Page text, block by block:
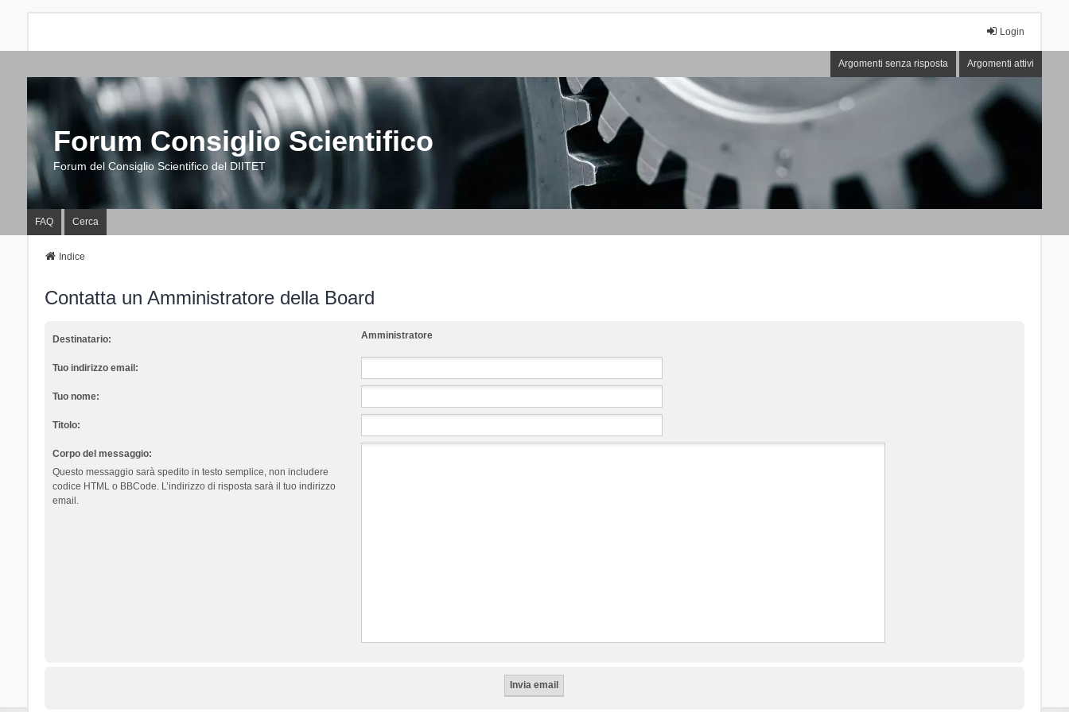
Login
Argomenti senza risposta Argomenti attivi
Forum Consiglio Scientifico
Forum del Consiglio Scientifico del DIITET
FAQ Cerca
Indice
Contatta un Amministratore della Board
Destinatario: Amministratore
Tuo indirizzo email:
Tuo nome:
Titolo:
Corpo del messaggio:
Questo messaggio sarà spedito in testo semplice, non includere
codice HTML o BBCode. L’indirizzo di risposta sarà il tuo indirizzo
email.